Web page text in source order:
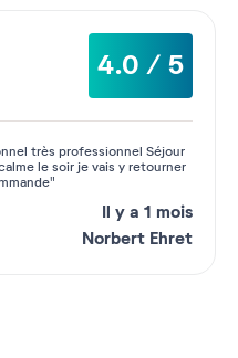
4.0 / 5
très professionnel Séjour
le soir je vais y retourner
Il y a 1 mois
Norbert Ehret